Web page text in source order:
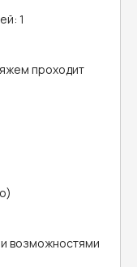
1
проходит
возможностями